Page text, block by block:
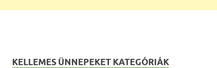
KELLEMES ÜNNEPEKET KATEGÓRIÁK